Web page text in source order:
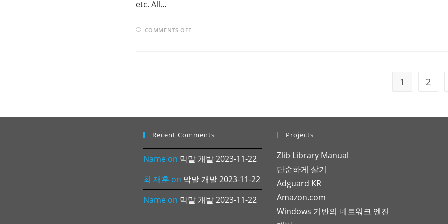
etc. All…
COMMENTS OFFON
1 2
Recent Comments
Name on 막말 개발 2023-11-22
최 재훈 on 막말 개발 2023-11-22
Name on 막말 개발 2023-11-22
Projects
Zlib Library Manual
단순하게 살기
Adguard KR
Amazon.com
Windows 기반의 네트워크 엔진